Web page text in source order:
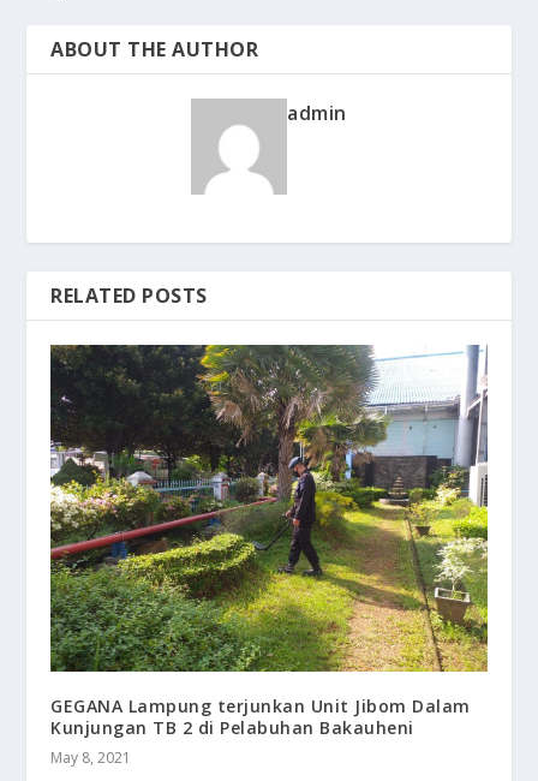
ABOUT THE AUTHOR
admin
RELATED POSTS
GEGANA Lampung terjunkan Unit Jibom Dalam
Kunjungan TB 2 di Pelabuhan Bakauheni
May 8, 2021